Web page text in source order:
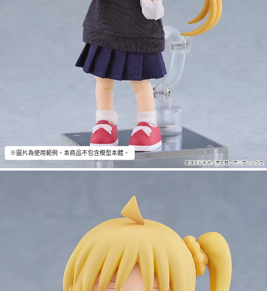
※圖片為使用範例。本商品不包含模型本體。